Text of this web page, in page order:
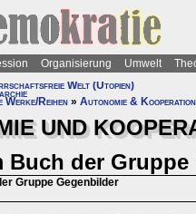
Organisierung Umwelt
Welt (Utopien)
Werke/Reihen » Autonomie & Kooperation
UND
Buch der
Gruppe Gegenbilder